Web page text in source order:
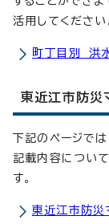
活用してください
町丁目別 洪
東近江市防災
下記のページで
記載内容につい
す。
東近江市防災